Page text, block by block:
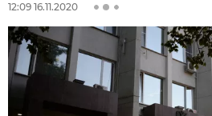
12:09 16.11.2020